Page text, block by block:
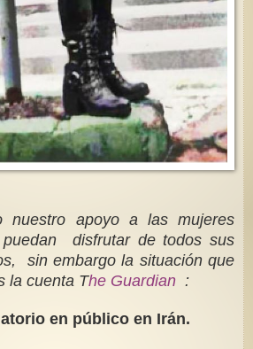
nuestro apoyo a las mujeres
disfrutar de todos sus
sin embargo la situación que
la cuenta The Guardian :
en público en Irán.